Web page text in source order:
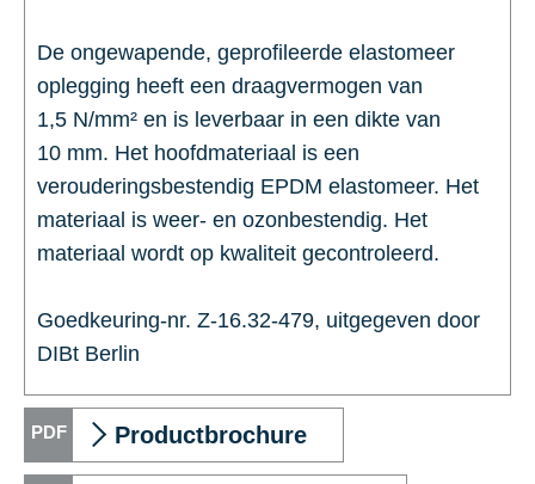
De ongewapende, geprofileerde elastomeer
oplegging heeft een draagvermogen van
1,5 N/mm² en is leverbaar in een dikte van
10 mm. Het hoofdmateriaal is een
verouderingsbestendig EPDM elastomeer. Het
materiaal is weer- en ozonbestendig. Het
materiaal wordt op kwaliteit gecontroleerd.
Goedkeuring-nr. Z-16.32-479, uitgegeven door
DIBt Berlin
Productbrochure